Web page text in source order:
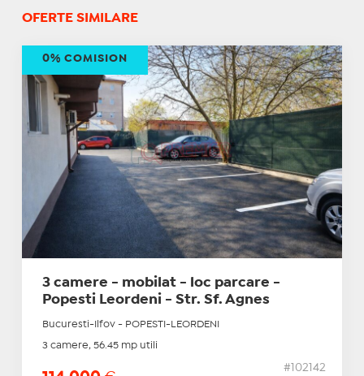
OFERTE SIMILARE
3 camere - mobilat - loc parcare -
Popesti Leordeni - Str. Sf. Agnes
Bucuresti-Ilfov - POPESTI-LEORDENI
3 camere, 56.45 mp utili
#102142
0% COMISION